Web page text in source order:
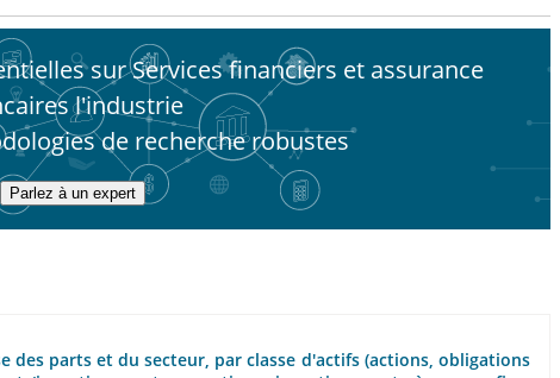
sur Services financiers et assurance
l'industrie
de recherche robustes
Parlez à un expert
des parts et du secteur, par classe d'actifs (actions, obligations